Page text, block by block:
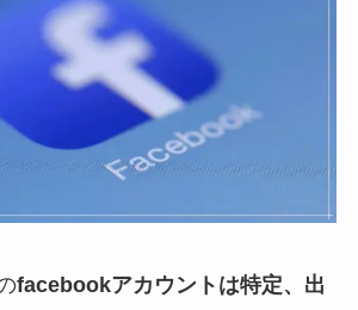
facebookアカウントは特定、出